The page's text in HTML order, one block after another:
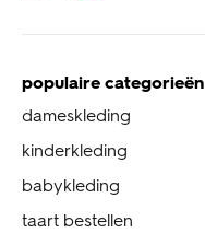
populaire categorieën
dameskleding
kinderkleding
babykleding
taart bestellen